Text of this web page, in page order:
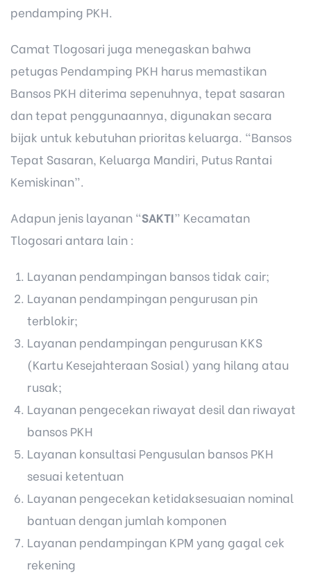
pendamping PKH.
Camat Tlogosari juga menegaskan bahwa
petugas Pendamping PKH harus memastikan
Bansos PKH diterima sepenuhnya, tepat sasaran
dan tepat penggunaannya, digunakan secara
bijak untuk kebutuhan prioritas keluarga. “Bansos
Tepat Sasaran, Keluarga Mandiri, Putus Rantai
Kemiskinan”.
Adapun jenis layanan “SAKTI” Kecamatan
Tlogosari antara lain :
Layanan pendampingan bansos tidak cair;
Layanan pendampingan pengurusan pin
terblokir;
Layanan pendampingan pengurusan KKS
(Kartu Kesejahteraan Sosial) yang hilang atau
rusak;
Layanan pengecekan riwayat desil dan riwayat
bansos PKH
Layanan konsultasi Pengusulan bansos PKH
sesuai ketentuan
Layanan pengecekan ketidaksesuaian nominal
bantuan dengan jumlah komponen
Layanan pendampingan KPM yang gagal cek
rekening